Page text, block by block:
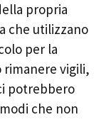
propria
che utilizzano
per la
vigili,
potrebbero
che non